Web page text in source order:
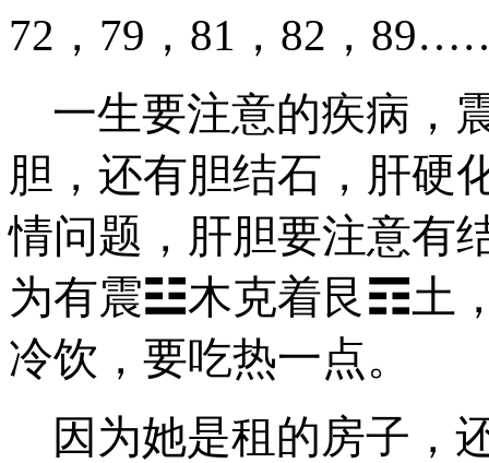
72，79，81，82，
一生要注意的疾病，
胆，还有胆结石，肝硬
情问题，肝胆要注意有
为有震☳木克着艮 ☶土
冷饮，要吃热一点。
因为她是租的房子，